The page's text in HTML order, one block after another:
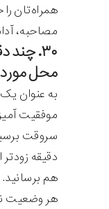
همراه‌تان
مصاحبه،
۳۰. چند
محل
به عنوان
موفقیت
سروقت
دقیقه
هم
هر وضعیت